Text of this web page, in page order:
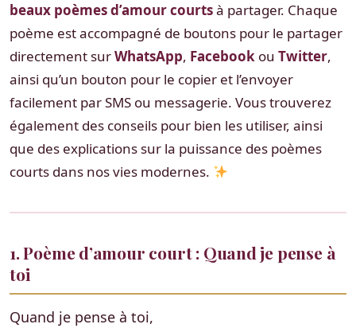
beaux poèmes d’amour courtsà partager. Chaque
poème est accompagné de boutons pour le partager
directement surWhatsApp, Facebook ou Twitter,
ainsi qu’un bouton pour le copier et l’envoyer
facilement par SMS ou messagerie. Vous trouverez
également des conseils pour bien les utiliser, ainsi
que des explications sur la puissance des poèmes
courts dans nos vies modernes.
1. Poème d’amour court : Quand je pense à
toi
Quand je pense à toi,